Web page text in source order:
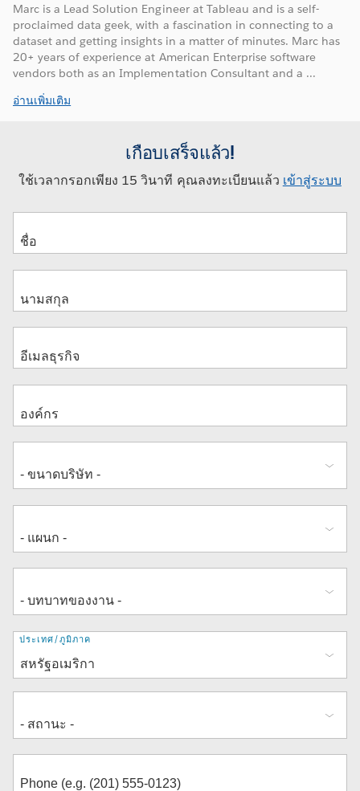
Marc is a Lead Solution Engineer at Tableau and is a self-
proclaimed data geek, with a fascination in connecting to a
dataset and getting insights in a matter of minutes. Marc has
20+ years of experience at American Enterprise software
vendors both as an Implementation Consultant and a ...
อ่านเพิ่มเติม
เกือบเสร็จแล้ว!
ใช้เวลากรอกเพียง 15 วินาที คุณลงทะเบียนแล้ว เข้าสู่ระบบ
ที่
อยู่
ประเทศ/ภูมิภาค